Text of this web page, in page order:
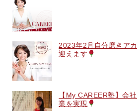
2023年2月自分磨きア
迎えます
【My CAREER塾】会
業を実現